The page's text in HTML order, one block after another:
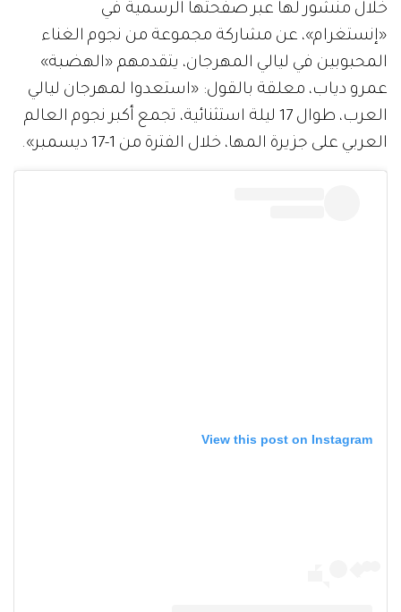
خلال منشور لها عبر صفحتها الرسمية في
«إنستغرام»، عن مشاركة مجموعة من نجوم الغناء
المحبوبين في ليالي المهرجان، يتقدمهم «الهضبة»
عمرو دياب، معلقة بالقول: «استعدوا لمهرجان ليالي
العرب، طوال 17 ليلة استثنائية، تجمع أكبر نجوم العالم
العربي على جزيرة المها، خلال الفترة من 1-17 ديسمبر».
View this post on Instagram